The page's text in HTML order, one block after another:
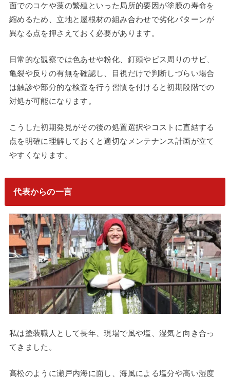
面でのコケや藻の繁殖といった局所的要因が塗膜の寿命を
縮めるため、立地と屋根材の組み合わせで劣化パターンが
異なる点を押さえておく必要があります。
日常的な観察では色あせや粉化、釘頭やビス周りのサビ、
亀裂や反りの有無を確認し、目視だけで判断しづらい場合
は触診や部分的な検査を行う習慣を付けると初期段階での
対処が可能になります。
こうした初期発見がその後の処置選択やコストに直結する
点を明確に理解しておくと適切なメンテナンス計画が立て
やすくなります。
代表からの一言
私は塗装職人として長年、現場で風や塩、湿気と向き合っ
てきました。
高松のように瀬戸内海に面し、海風による塩分や高い湿度